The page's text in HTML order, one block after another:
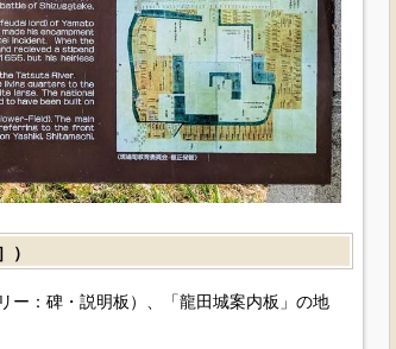
）
ー：碑・説明板）、「龍田城案内板」の地